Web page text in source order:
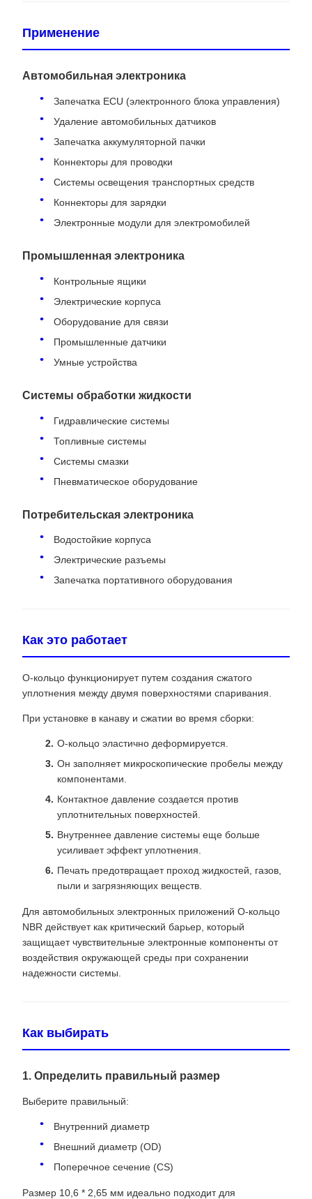
Применение
Автомобильная электроника
Запечатка ECU (электронного блока управления)
Удаление автомобильных датчиков
Запечатка аккумуляторной пачки
Коннекторы для проводки
Системы освещения транспортных средств
Коннекторы для зарядки
Электронные модули для электромобилей
Промышленная электроника
Контрольные ящики
Электрические корпуса
Оборудование для связи
Промышленные датчики
Умные устройства
Системы обработки жидкости
Гидравлические системы
Топливные системы
Системы смазки
Пневматическое оборудование
Потребительская электроника
Водостойкие корпуса
Электрические разъемы
Запечатка портативного оборудования
Как это работает
О-кольцо функционирует путем создания сжатого
уплотнения между двумя поверхностями спаривания.
При установке в канаву и сжатии во время сборки:
О-кольцо эластично деформируется.
Он заполняет микроскопические пробелы между
компонентами.
Контактное давление создается против
уплотнительных поверхностей.
Внутреннее давление системы еще больше
усиливает эффект уплотнения.
Печать предотвращает проход жидкостей, газов,
пыли и загрязняющих веществ.
Для автомобильных электронных приложений О-кольцо
NBR действует как критический барьер, который
защищает чувствительные электронные компоненты от
воздействия окружающей среды при сохранении
надежности системы.
Как выбирать
1. Определить правильный размер
Выберите правильный:
Внутренний диаметр
Внешний диаметр (OD)
Поперечное сечение (CS)
Размер 10,6 * 2,65 мм идеально подходит для